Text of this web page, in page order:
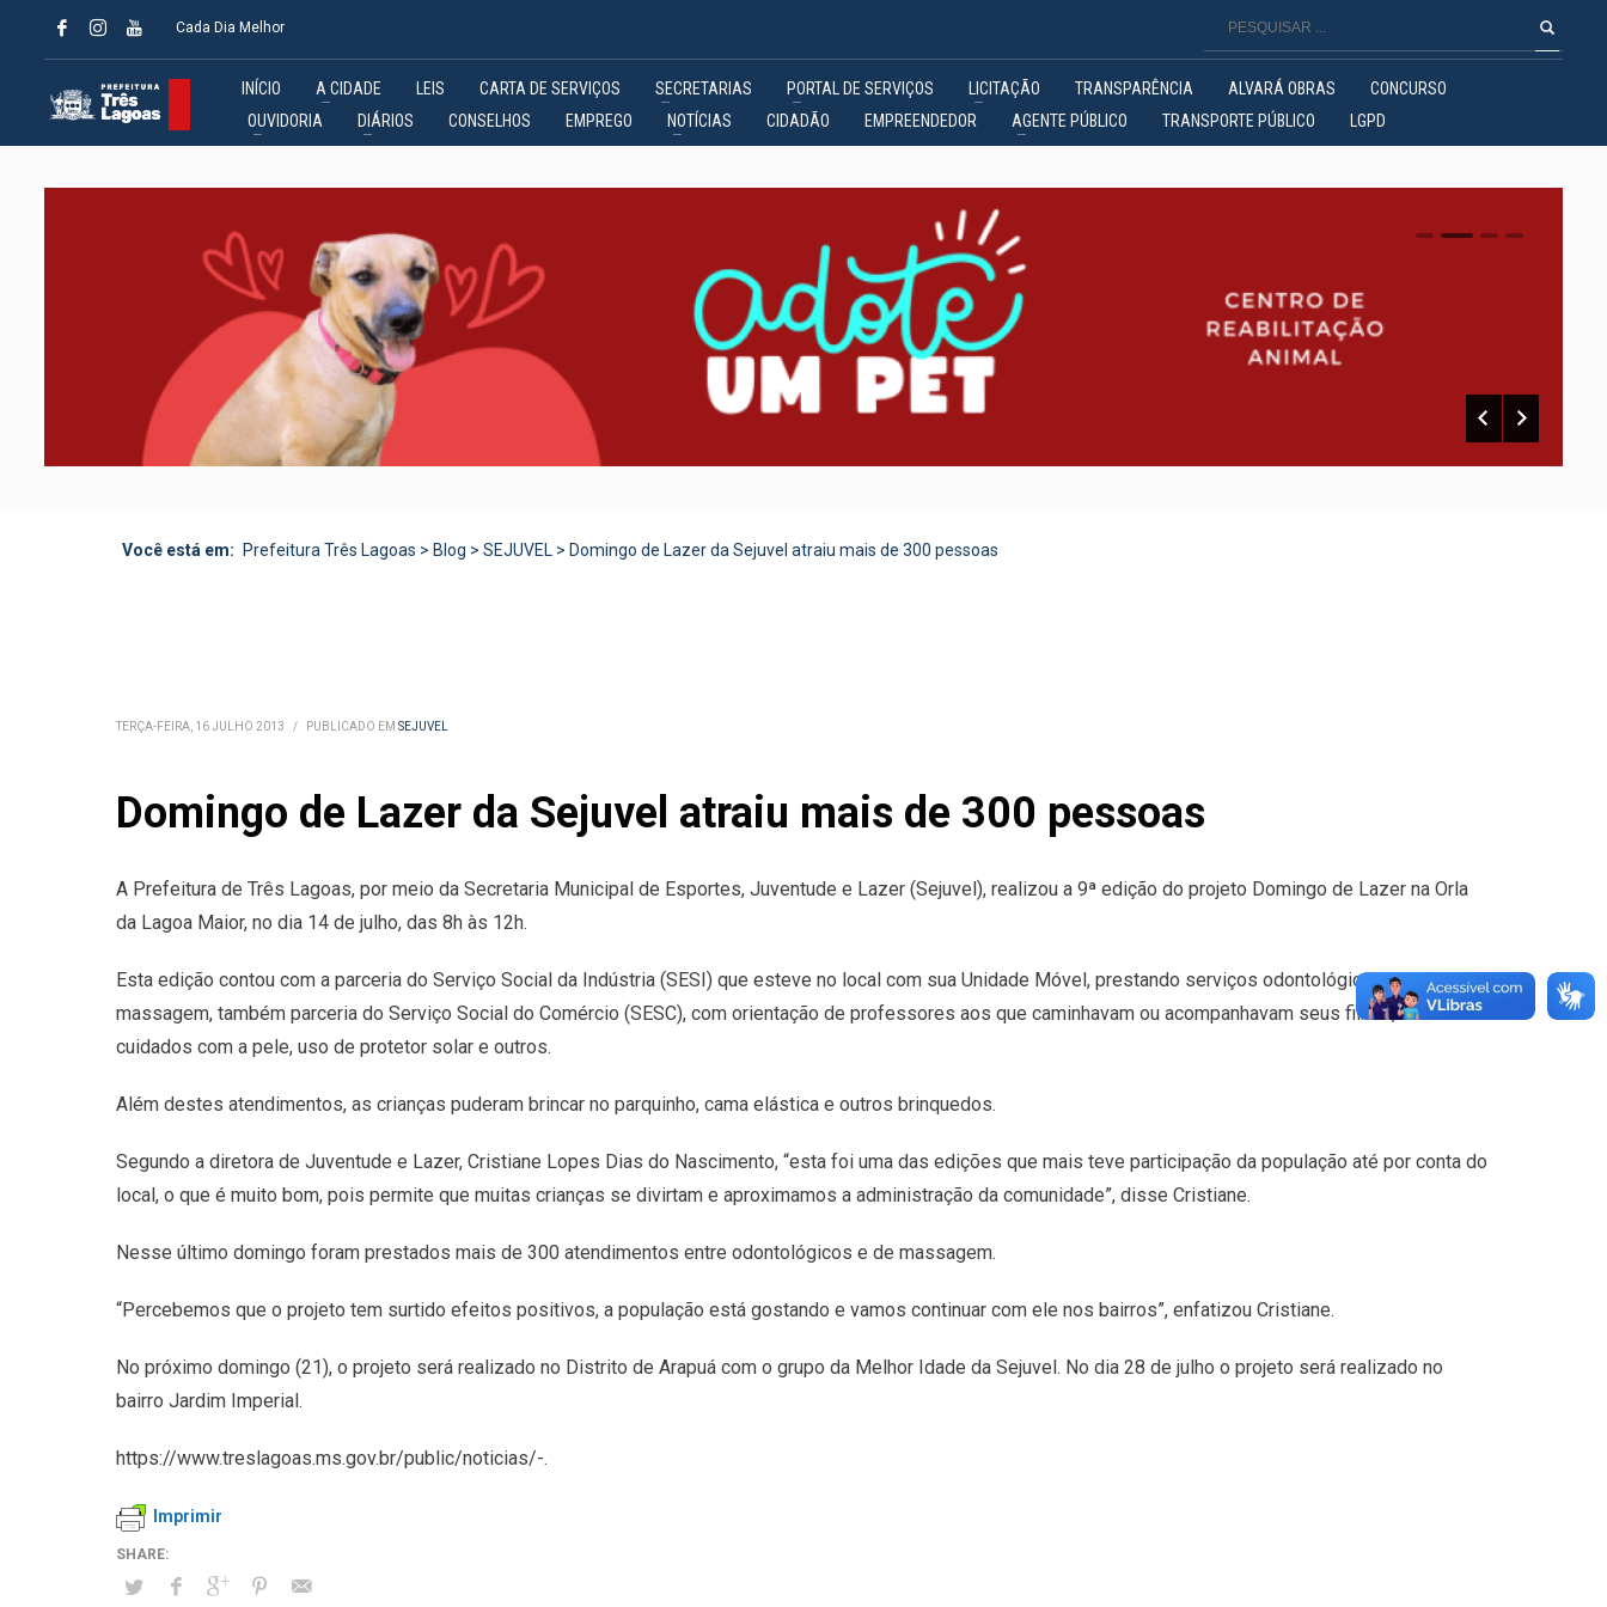
Cada Dia Melhor
INÍCIO A CIDADE LEIS CARTA DE SERVIÇOS SECRETARIAS PORTAL DE SERVIÇOS LICITAÇÃO TRANSPARÊNCIA ALVARÁ OBRAS
CONCURSO
OUVIDORIA
DIÁRIOS CONSELHOS EMPREGO NOTÍCIAS CIDADÃO EMPREENDEDOR AGENTE PÚBLICO TRANSPORTE PÚBLICO LGPD
0 1 2
Você está em: Prefeitura Três Lagoas > Blog > SEJUVEL > Domingo de Lazer da Sejuvel atraiu mais de 300 pessoas
TERÇA-FEIRA, 16 JULHO 2013 / PUBLICADO EM SEJUVEL
Domingo de Lazer da Sejuvel atraiu mais de 300 pessoas
A Prefeitura de Três Lagoas, por meio da Secretaria Municipal de Esportes, Juventude e Lazer (Sejuvel), realizou a 9ª edição do projeto Domingo de Lazer na Orla
da Lagoa Maior, no dia 14 de julho, das 8h às 12h.
Esta edição contou com a parceria do Serviço Social da Indústria (SESI) que esteve no local com sua Unidade Móvel, prestando serviços odontológicos e de
massagem, também parceria do Serviço Social do Comércio (SESC), com orientação de professores aos que caminhavam ou acompanhavam seus filhos, sobre
cuidados com a pele, uso de protetor solar e outros.
Além destes atendimentos, as crianças puderam brincar no parquinho, cama elástica e outros brinquedos.
Segundo a diretora de Juventude e Lazer, Cristiane Lopes Dias do Nascimento, “esta foi uma das edições que mais teve participação da população até por conta do
local, o que é muito bom, pois permite que muitas crianças se divirtam e aproximamos a administração da comunidade”, disse Cristiane.
Nesse último domingo foram prestados mais de 300 atendimentos entre odontológicos e de massagem.
“Percebemos que o projeto tem surtido efeitos positivos, a população está gostando e vamos continuar com ele nos bairros”, enfatizou Cristiane.
No próximo domingo (21), o projeto será realizado no Distrito de Arapuá com o grupo da Melhor Idade da Sejuvel. No dia 28 de julho o projeto será realizado no
bairro Jardim Imperial.
https://www.treslagoas.ms.gov.br/public/noticias/-.
Imprimir